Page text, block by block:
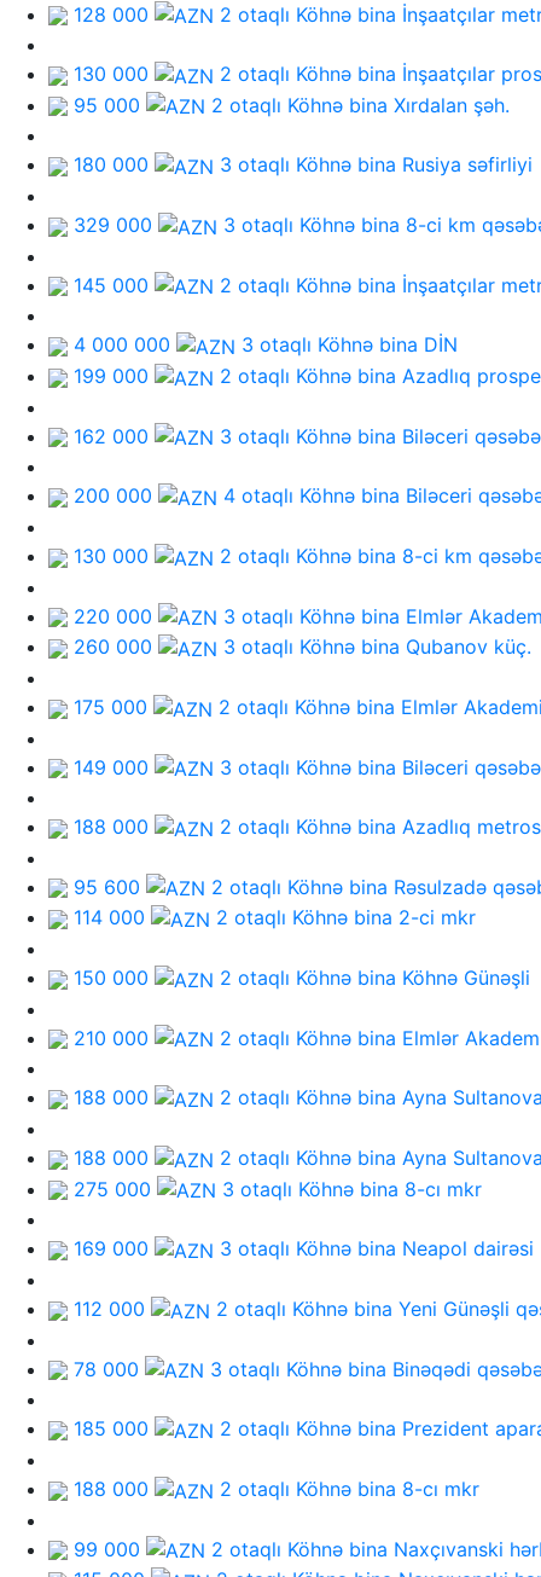
128 000 2 otaqlı Köhnə bina İnşaatçılar
130 000 2 otaqlı Köhnə bina İnşaatçılar
95 000
2 otaqlı Köhnə bina Xırdalan şəh.
180 000 3 otaqlı Köhnə bina Rusiya səfirliyi
329 000 3 otaqlı Köhnə bina 8-ci km
145 000 2 otaqlı Köhnə bina İnşaatçılar
4 000 000 3 otaqlı Köhnə bina DİN
199 000
2 otaqlı Köhnə bina Azadlıq
162 000 3 otaqlı Köhnə bina Biləceri
200 000 4 otaqlı Köhnə bina Biləceri
130 000 2 otaqlı Köhnə bina 8-ci km
220 000 3 otaqlı Köhnə bina Elmlər
260 000
3 otaqlı Köhnə bina Qubanov küç.
175 000 2 otaqlı Köhnə bina Elmlər
149 000 3 otaqlı Köhnə bina Biləceri
188 000 2 otaqlı Köhnə bina Azadlıq
95 600 2 otaqlı Köhnə bina Rəsulzadə
114 000
2 otaqlı Köhnə bina 2-ci mkr
150 000 2 otaqlı Köhnə bina Köhnə Günəşli
210 000 2 otaqlı Köhnə bina Elmlər
188 000 2 otaqlı Köhnə bina Ayna
188 000 2 otaqlı Köhnə bina Ayna
275 000
3 otaqlı Köhnə bina 8-cı mkr
169 000 3 otaqlı Köhnə bina Neapol dairəsi
112 000 2 otaqlı Köhnə bina Yeni Günəşli
78 000 3 otaqlı Köhnə bina Binəqədi
185 000 2 otaqlı Köhnə bina Prezident
188 000 2 otaqlı Köhnə bina 8-cı mkr
99 000 2 otaqlı Köhnə bina Naxçıvanski